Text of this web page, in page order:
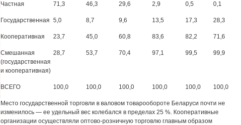
Частная 71,3 46,3 29,6 2,9 0,5 0,1
Государственная 5,0 8,7 9,6 13,5 17,3 28,3
Кооперативная 23,7 45,0 60,8 83,6 82,2 71,6
Смешанная
(государственная
и кооперативная)
28,7 53,7 70,4 97,1 99,5 99,9
ВСЕГО 100,0 100,0 100,0 100,0 100,0 100,0
Место государственной торговли в валовом товарообороте Беларуси почти не
изменилось — ее удельный вес колебался в пределах 25 %. Кооперативные
организации осуществляли оптово-розничную торговлю главным образом